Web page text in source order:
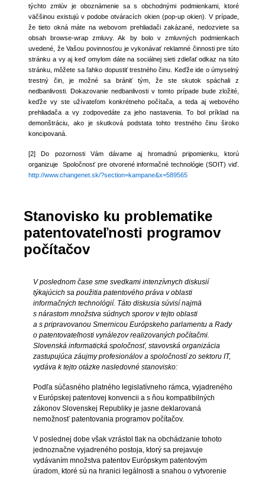
týchto zmlúv je oboznámenie sa s obchodnými podmienkami, ktoré
väčšinou existujú v podobe otváracích okien (pop-up okien). V prípade,
že tieto okná máte na webovom prehliadači zakázané, nedozviete sa
obsah browse-wrap zmluvy. Ak by bolo v zmluvných podmienkach
uvedené, že Vašou povinnosťou je vykonávať reklamné činnosti pre túto
stránku a vy aj keď omylom dáte na sociálnej sieti zdieľať odkaz na túto
stránku, môžete sa ľahko dopustiť trestného činu. Keďže ide o úmyselný
trestný čin, je možné sa brániť tým, že ste skutok spáchali z
nedbanlivosti. Dokazovanie nedbanlivosti v tomto prípade bude zložité,
keďže vy ste užívateľom konkrétneho počítača, a teda aj webového
prehliadača a vy zodpovedáte za jeho nastavenia. To bol príklad na
demonštráciu, ako je skutková podstata tohto trestného činu široko
koncipovaná.
[2] Do pozornosti Vám dávame aj hromadnú pripomienku, ktorú
organizuje Spoločnosť pre otvorené informačné technológie (SOIT) viď.
http://www.changenet.sk/?section=kampane&x=589565
Stanovisko ku problematike
patentovateľnosti programov
počítačov
V poslednom čase sme svedkami intenzívnych diskusií
týkajúcich sa použitia patentového práva v oblasti
informačných technológií. Táto diskusia súvisí najmä
s nárastom množstva súdnych sporov v tejto oblasti
a s pripravovanou Smernicou Európskeho parlamentu a Rady
o patentovateľnosti vynálezov realizovaných počítačmi.
Slovenská informatická spoločnosť, stavovská organizácia
zastupujúca záujmy profesionálov a spoločností zo sektoru IT,
vydáva k tejto otázke nasledovné stanovisko:
Podľa súčasného platného legislatívneho rámca, vyjadreného
v Európskej patentovej konvencii a s ňou kompatibilných
zákonov Slovenskej Republiky je jasne deklarovaná
nemožnosť patentovania programov počítačov.
V poslednej dobe však vzrástol tlak na obchádzanie tohoto
jednoznačne vyjadreného postoja, ktorý sa prejavuje
vydávaním množstva patentov Európskym patentovým
úradom, ktoré sú na hranici legálnosti a snahou o vytvorenie